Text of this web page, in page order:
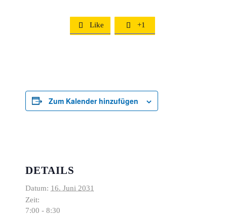
 Like  +1
Zum Kalender hinzufügen
DETAILS
Datum: 16. Juni 2031
Zeit:
7:00 - 8:30